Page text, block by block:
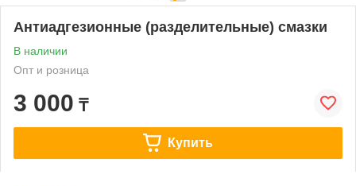
Антиадгезионные (разделительные) смазки
В наличии
Опт и розница
3 000 ₸
Купить